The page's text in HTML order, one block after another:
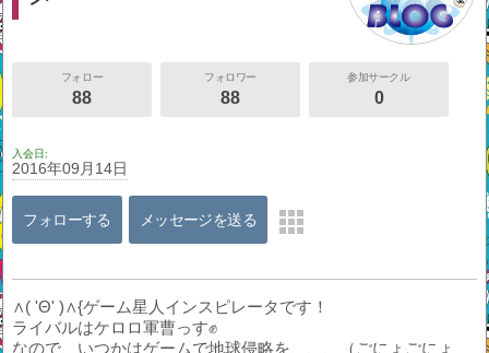
フォロー
88
フォロワー
88
参加サークル
0
入会日
2016年09月14日
フォローする メッセージを送る
∧( 'Θ' )∧{ゲーム星人インスピレータです！
ライバルはケロロ軍曹っす✊
なので、いつかはゲームで地球侵略を、、、（ごにょごにょ